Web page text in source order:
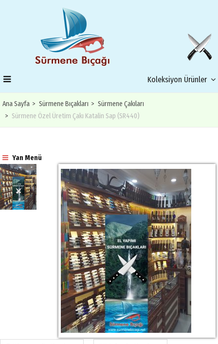
Koleksiyon Ürünler
Ana Sayfa Sürmene Bıçakları
Sürmene Çakıları
Sürmene Özel Üretim Çakı Katalin Sap (SR440)
Yan Menü